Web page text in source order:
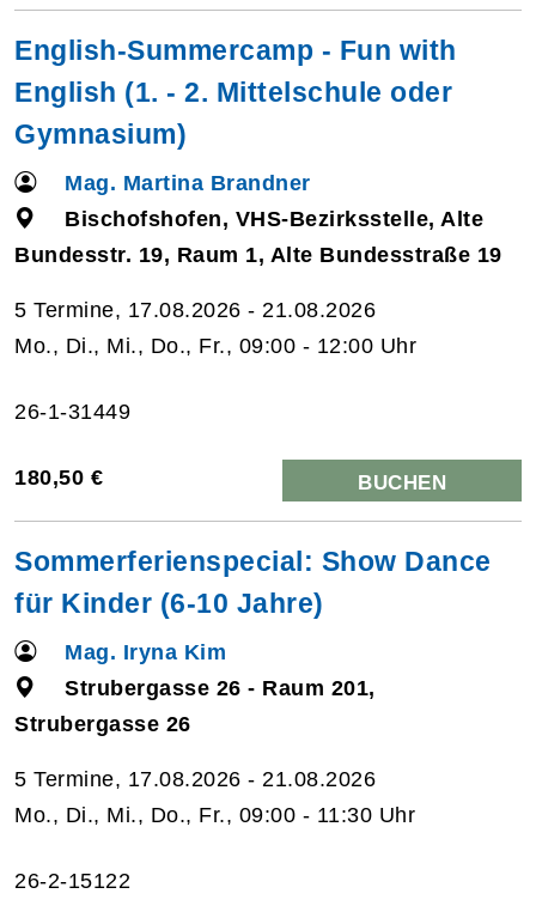
English-Summercamp - Fun with
English (1. - 2. Mittelschule oder
Gymnasium)
Mag. Martina Brandner
Bischofshofen, VHS-Bezirksstelle, Alte
Bundesstr. 19, Raum 1, Alte Bundesstraße 19
5 Termine, 17.08.2026 - 21.08.2026
Mo., Di., Mi., Do., Fr., 09:00 - 12:00 Uhr
26-1-31449
180,50 € BUCHEN
Sommerferienspecial: Show Dance
für Kinder (6-10 Jahre)
Mag. Iryna Kim
Strubergasse 26 - Raum 201,
Strubergasse 26
5 Termine, 17.08.2026 - 21.08.2026
Mo., Di., Mi., Do., Fr., 09:00 - 11:30 Uhr
26-2-15122